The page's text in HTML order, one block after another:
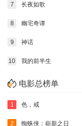
7 长夜如歌
8 幽宅奇谭
9 神话
10 我的前半生
电影总榜单
1 色，戒
2 蜘蛛侠：崭新之日